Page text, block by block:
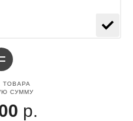
ТОВАРА
СУММУ
р.